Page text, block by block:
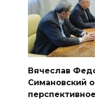
Вячеслав
Симановский